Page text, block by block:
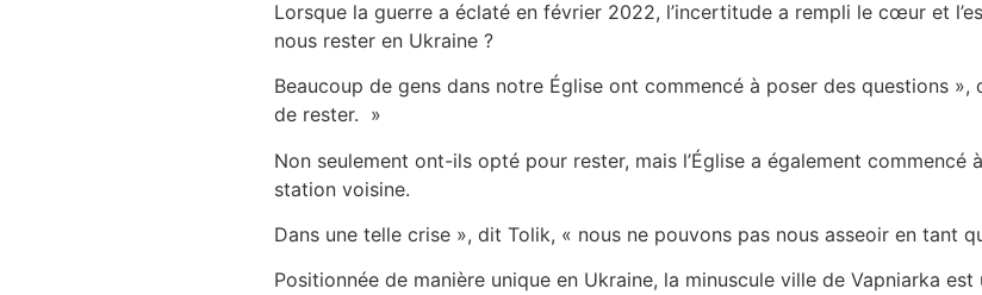
Lorsque la guerre a éclaté en février 2022, l’incertitude a rempli le cœur et
nous rester en Ukraine ?
Beaucoup de gens dans notre Église ont commencé à poser des questions
de rester. »
Non seulement ont-ils opté pour rester, mais l’Église a également
station voisine.
Dans une telle crise », dit Tolik, « nous ne pouvons pas nous asseoir en tant
Positionnée de manière unique en Ukraine, la minuscule ville de Vapniarka